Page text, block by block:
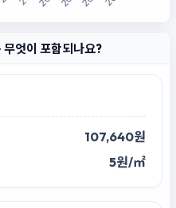
엇이 포함되나요?
107,640원
5원/㎡